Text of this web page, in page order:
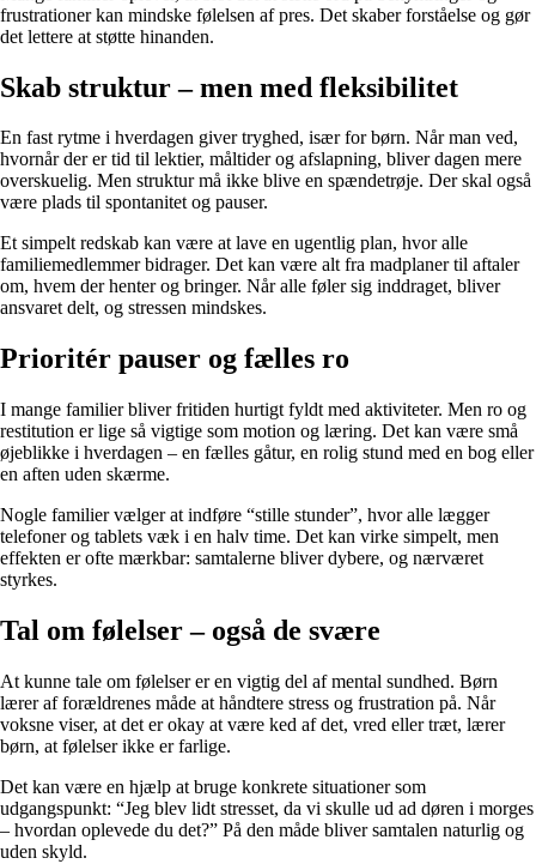
frustrationer kan mindske følelsen af pres. Det skaber forståelse og gør
det lettere at støtte hinanden.
Skab struktur – men med fleksibilitet
En fast rytme i hverdagen giver tryghed, især for børn. Når man ved,
hvornår der er tid til lektier, måltider og afslapning, bliver dagen mere
overskuelig. Men struktur må ikke blive en spændetrøje. Der skal også
være plads til spontanitet og pauser.
Et simpelt redskab kan være at lave en ugentlig plan, hvor alle
familiemedlemmer bidrager. Det kan være alt fra madplaner til aftaler
om, hvem der henter og bringer. Når alle føler sig inddraget, bliver
ansvaret delt, og stressen mindskes.
Prioritér pauser og fælles ro
I mange familier bliver fritiden hurtigt fyldt med aktiviteter. Men ro og
restitution er lige så vigtige som motion og læring. Det kan være små
øjeblikke i hverdagen – en fælles gåtur, en rolig stund med en bog eller
en aften uden skærme.
Nogle familier vælger at indføre “stille stunder”, hvor alle lægger
telefoner og tablets væk i en halv time. Det kan virke simpelt, men
effekten er ofte mærkbar: samtalerne bliver dybere, og nærværet
styrkes.
Tal om følelser – også de svære
At kunne tale om følelser er en vigtig del af mental sundhed. Børn
lærer af forældrenes måde at håndtere stress og frustration på. Når
voksne viser, at det er okay at være ked af det, vred eller træt, lærer
børn, at følelser ikke er farlige.
Det kan være en hjælp at bruge konkrete situationer som
udgangspunkt: “Jeg blev lidt stresset, da vi skulle ud ad døren i morges
– hvordan oplevede du det?” På den måde bliver samtalen naturlig og
uden skyld.